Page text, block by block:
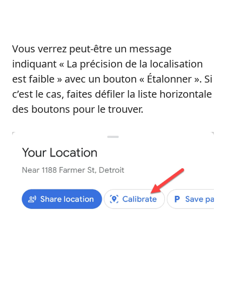
Vous verrez peut-être un message
indiquant « La précision de la localisation
est faible » avec un bouton « Étalonner ». Si
c’est le cas, faites défiler la liste horizontale
des boutons pour le trouver.